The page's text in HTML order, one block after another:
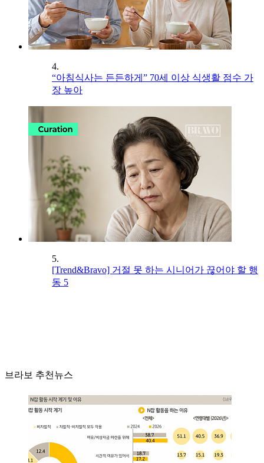
4.
“아침식사는 든든하게” 70세 이상 식생활 점수 가
장 높아
5.
[Trend&Bravo] 거절 못 하는 시니어가 끊어야 할 행
동 5
브라보 추천뉴스